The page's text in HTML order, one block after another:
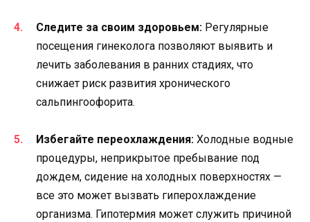
Следите за своим здоровьем: Регулярные
посещения гинеколога позволяют выявить и
лечить заболевания в ранних стадиях, что
снижает риск развития хронического
сальпингоофорита.
Избегайте переохлаждения: Холодные водные
процедуры, неприкрытое пребывание под
дождем, сидение на холодных поверхностях —
все это может вызвать гиперохлаждение
организма. Гипотермия может служить причиной